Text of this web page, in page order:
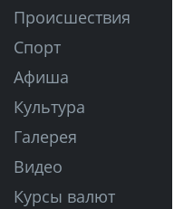
Происшествия
Спорт
Афиша
Культура
Галерея
Видео
Курсы валют